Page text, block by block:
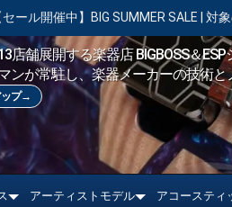
BIG SUMMER SALE | 対象の商品が真
店舗展開する楽器店 BIGBOSS＆
ンが常駐し、楽器メーカーの技術
ップ→
アーティストモデル アコースティ